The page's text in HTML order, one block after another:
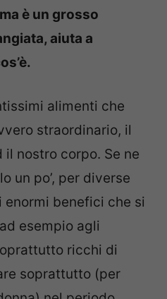
è un grosso
aiuta a
alimenti che
straordinario, il
nostro corpo. Se ne
un po’, per diverse
benefici che si
esempio agli
ricchi di
soprattutto (per